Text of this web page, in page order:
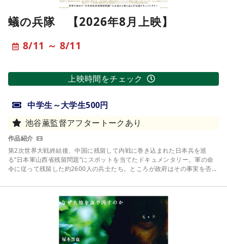
蟻の兵隊 【2026年8月上映】
8/11 ～ 8/11
上映時間をチェック
中学生～大学生500円
池谷薫監督アフタートークあり
第2次世界大戦終結後、中国に残留して内戦に巻き込まれた日本兵を巡
る“日本軍山西省残留問題”にスポットを当てたドキュメンタリー。軍の命
令に従って残留した約2600人の兵士たち。ところが政府はその事実を否...